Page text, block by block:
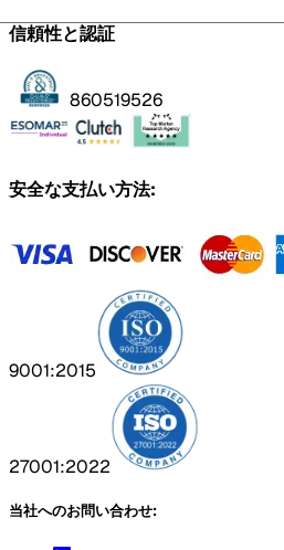
信頼性と認証
860519526
安全な支払い方法:
9001:2015
27001:2022
当社へのお問い合わせ: